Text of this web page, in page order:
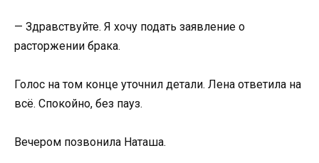
— Здравствуйте. Я хочу подать заявление о
расторжении брака.
Голос на том конце уточнил детали. Лена ответила на
всё. Спокойно, без пауз.
Вечером позвонила Наташа.